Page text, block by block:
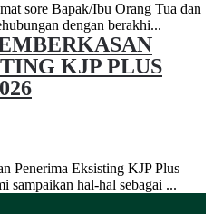
sore Bapak/Ibu Orang Tua dan
dengan berakhi...
KJP PLUS
Penerima Eksisting KJP Plus
sampaikan hal-hal sebagai ...